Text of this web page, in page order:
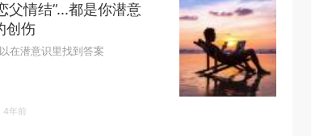
父情结”...都是你潜意
创伤
在潜意识里找到答案
4年前